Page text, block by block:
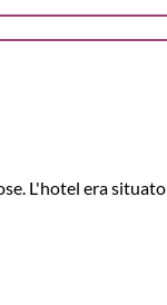
L'hotel era situato